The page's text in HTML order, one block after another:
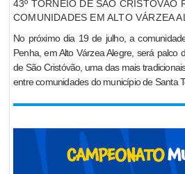
43º TORNEIO DE SÃO CRISTÓVÃO
COMUNIDADES EM ALTO VÁRZEA
No próximo dia 19 de julho, a
Penha, em Alto Várzea Alegre, será palco
de São Cristóvão, uma das mais
entre comunidades do município de Santa